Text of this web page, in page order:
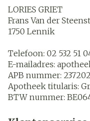
LORIES GRIET
Frans Van der
1750 Lennik
Telefoon: 02 532 51
E-mailadres:
APB nummer: 237202
Apotheek titularis:
BTW nummer: